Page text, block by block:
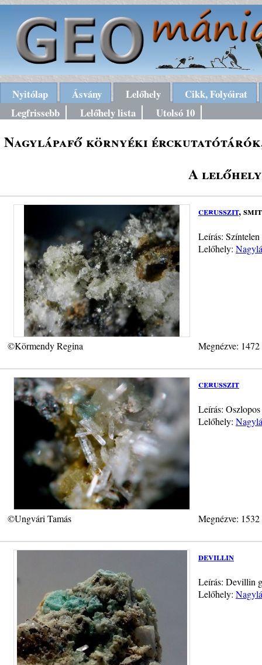
Nyitólap Ásvány Lelőhely
Cikk, Folyóirat
Legfrissebb
Lelőhely lista Utolsó 10
Nagylápafő környéki
A lelőhely
cerusszit,
Leírás:
Lelőhely:
©Körmendy Regina Megnézve:
cerusszit
Leírás:
Lelőhely:
©Ungvári Tamás Megnézve:
devillin
Leírás: Devillin
Lelőhely: